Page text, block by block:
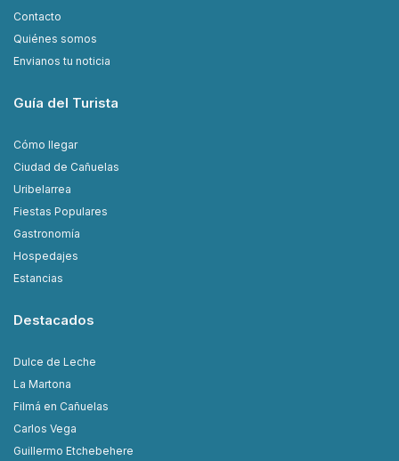
Contacto
Quiénes somos
Envianos tu noticia
Guía del Turista
Cómo llegar
Ciudad de Cañuelas
Uribelarrea
Fiestas Populares
Gastronomía
Hospedajes
Estancias
Destacados
Dulce de Leche
La Martona
Filmá en Cañuelas
Carlos Vega
Guillermo Etchebehere